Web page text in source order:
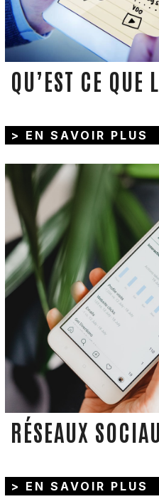
QU’EST CE QUE
> EN SAVOIR PLUS
RÉSEAUX
> EN SAVOIR PLUS